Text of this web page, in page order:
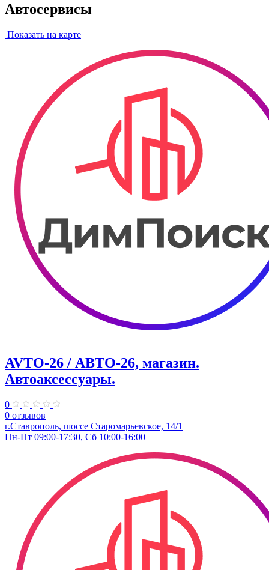
Автосервисы
Показать на карте
AVTO-26 / АВТО-26, магазин.
Автоаксессуары.
0
0 отзывов
г.Ставрополь, шоссе Старомарьевское, 14/1
Пн-Пт 09:00-17:30, Сб 10:00-16:00